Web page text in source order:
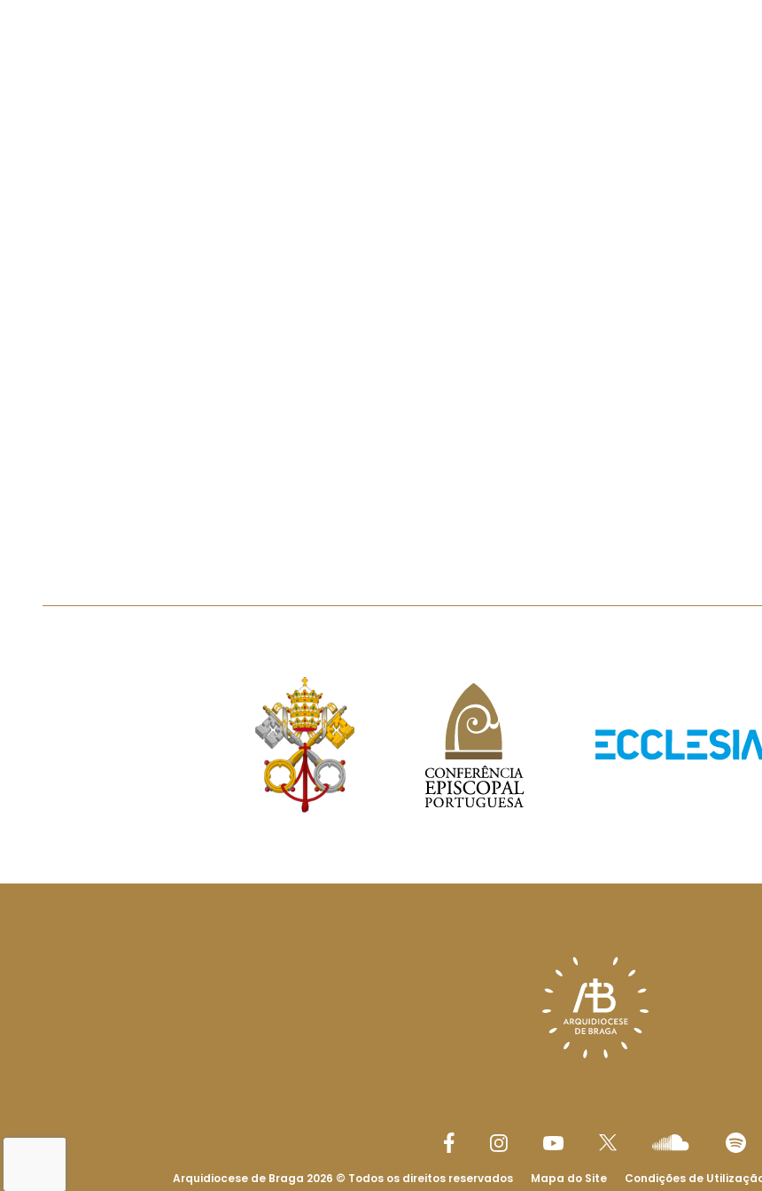
Arquidiocese de Braga 2026 © Todos os direitos reservados Mapa do Site Condições de